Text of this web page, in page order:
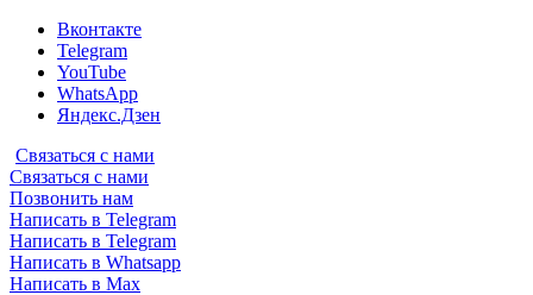
Вконтакте
Telegram
YouTube
WhatsApp
Яндекс.Дзен
Связаться с нами
Связаться с нами
Позвонить нам
Написать в Telegram
Написать в Telegram
Написать в Whatsapp
Написать в Max